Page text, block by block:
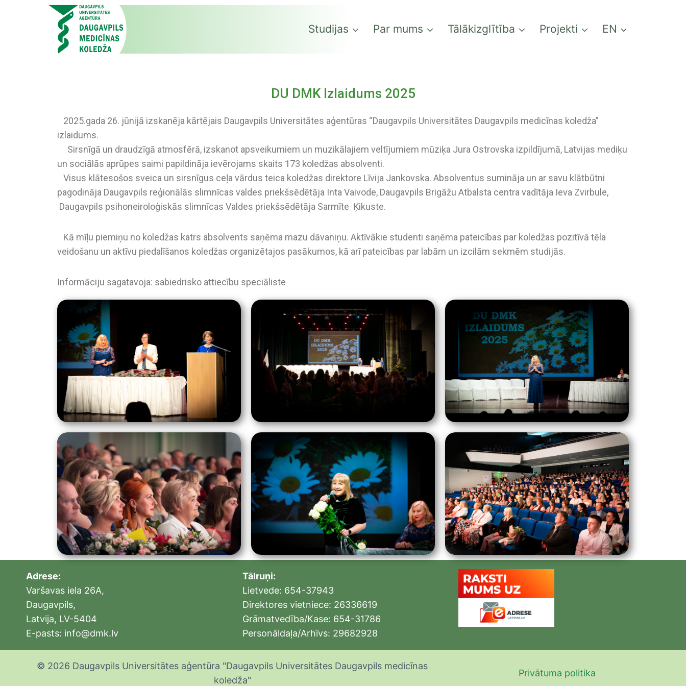
Studijas Par mums Tālākizglītība Projekti EN
DU DMK Izlaidums 2025
2025.gada 26. jūnijā izskanēja kārtējais Daugavpils Universitātes aģentūras “Daugavpils Universitātes Daugavpils medicīnas koledža”
izlaidums.
Sirsnīgā un draudzīgā atmosfērā, izskanot apsveikumiem un muzikālajiem veltījumiem mūziķa Jura Ostrovska izpildījumā, Latvijas mediķu
un sociālās aprūpes saimi papildināja ievērojams skaits 173 koledžas absolventi.
Visus klātesošos sveica un sirsnīgus ceļa vārdus teica koledžas direktore Līvija Jankovska. Absolventus sumināja un ar savu klātbūtni
pagodināja Daugavpils reģionālās slimnīcas valdes priekšsēdētāja Inta Vaivode, Daugavpils Brigāžu Atbalsta centra vadītāja Ieva Zvirbule,
Daugavpils psihoneiroloģiskās slimnīcas Valdes priekšsēdētāja Sarmīte Ķikuste.
Kā mīļu piemiņu no koledžas katrs absolvents saņēma mazu dāvaniņu. Aktīvākie studenti saņēma pateicības par koledžas pozitīvā tēla
veidošanu un aktīvu piedalīšanos koledžas organizētajos pasākumos, kā arī pateicības par labām un izcilām sekmēm studijās.
Informāciju sagatavoja: sabiedrisko attiecību speciāliste
Adrese:
Varšavas iela 26A,
Daugavpils,
Latvija, LV-5404
E-pasts: info@dmk.lv
Tālruņi:
Lietvede: 654-37943
Direktores vietniece: 26336619
Grāmatvedība/Kase: 654-31786
Personāldaļa/Arhīvs: 29682928
© 2026 Daugavpils Universitātes aģentūra "Daugavpils Universitātes Daugavpils medicīnas
koledža"
Privātuma politika